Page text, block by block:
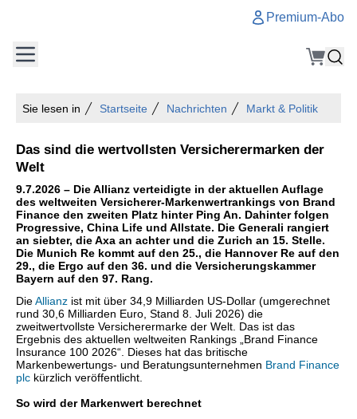
Premium-Abo
Sie lesen in Startseite Nachrichten Markt & Politik
Das sind die wertvollsten Versicherermarken der
Welt
9.7.2026 – Die Allianz verteidigte in der aktuellen Auflage
des weltweiten Versicherer-Markenwertrankings von Brand
Finance den zweiten Platz hinter Ping An. Dahinter folgen
Progressive, China Life und Allstate. Die Generali rangiert
an siebter, die Axa an achter und die Zurich an 15. Stelle.
Die Munich Re kommt auf den 25., die Hannover Re auf den
29., die Ergo auf den 36. und die Versicherungskammer
Bayern auf den 97. Rang.
DieAllianz ist mit über 34,9 Milliarden US-Dollar (umgerechnet
rund 30,6 Milliarden Euro, Stand 8. Juli 2026) die
zweitwertvollste Versicherermarke der Welt. Das ist das
Ergebnis des aktuellen weltweiten Rankings „Brand Finance
Insurance 100 2026“. Dieses hat das britische
Markenbewertungs- und Beratungsunternehmen Brand Finance
plc kürzlich veröffentlicht.
So wird der Markenwert berechnet